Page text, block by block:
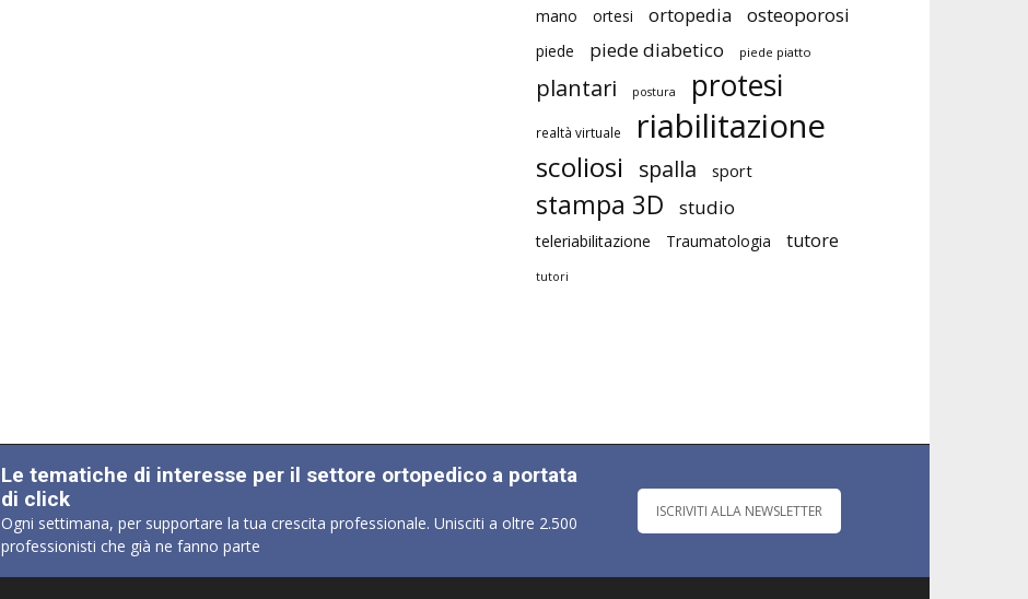
mano ortesi ortopedia osteoporosi
piede piede diabetico piede piatto
plantari postura protesi
realtà virtuale riabilitazione
scoliosi spalla sport
stampa 3D studio
teleriabilitazione Traumatologia tutore
tutori
Le tematiche di interesse per il settore ortopedico a portata
di click
Ogni settimana, per supportare la tua crescita professionale. Unisciti a oltre 2.500
professionisti che già ne fanno parte
ISCRIVITI ALLA NEWSLETTER